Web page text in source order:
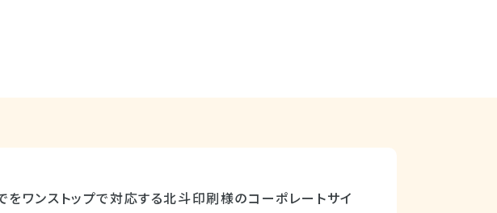
ワンストップで対応する北斗印刷様のコーポレートサイ